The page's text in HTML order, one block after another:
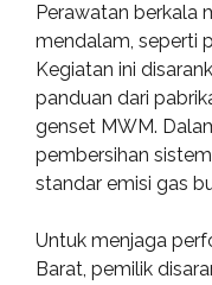
Perawatan berkala
mendalam, seperti
Kegiatan ini
panduan dari
genset MWM.
pembersihan
standar emisi gas
Untuk menjaga
Barat, pemilik